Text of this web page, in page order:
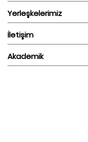
Yerleşkelerimiz
İletişim
Akademik